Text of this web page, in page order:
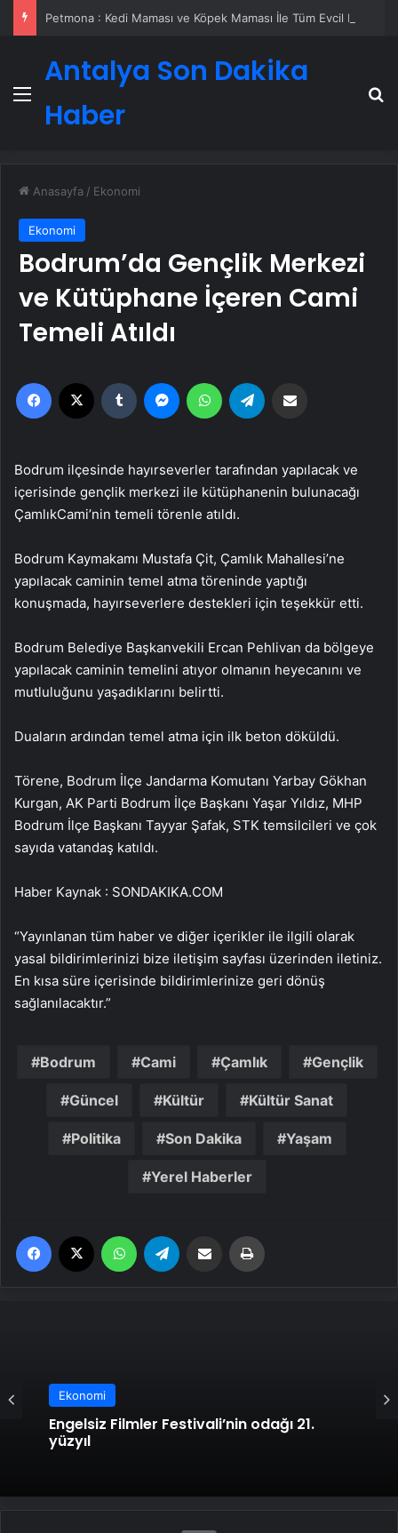
Menü
Antalya Son Dakika
Haber
Anasayfa / Ekonomi
Ekonomi
Bodrum’da Gençlik Merkezi
ve Kütüphane İçeren Cami
Temeli Atıldı
Facebook Tumblr MessengerWhatsApp
Bodrum ilçesinde hayırseverler tarafından yapılacak ve
içerisinde gençlik merkezi ile kütüphanenin bulunacağı
ÇamlıkCami’nin temeli törenle atıldı.
Bodrum Kaymakamı Mustafa Çit, Çamlık Mahallesi’ne
yapılacak caminin temel atma töreninde yaptığı
konuşmada, hayırseverlere destekleri için teşekkür etti.
Bodrum Belediye Başkanvekili Ercan Pehlivan da bölgeye
yapılacak caminin temelini atıyor olmanın heyecanını ve
mutluluğunu yaşadıklarını belirtti.
Duaların ardından temel atma için ilk beton döküldü.
Törene, Bodrum İlçe Jandarma Komutanı Yarbay Gökhan
Kurgan, AK Parti Bodrum İlçe Başkanı Yaşar Yıldız, MHP
Bodrum İlçe Başkanı Tayyar Şafak, STK temsilcileri ve çok
sayıda vatandaş katıldı.
Haber Kaynak : SONDAKIKA.COM
“Yayınlanan tüm haber ve diğer içerikler ile ilgili olarak
yasal bildirimlerinizi bize iletişim sayfası üzerinden iletiniz.
En kısa süre içerisinde bildirimlerinize geri dönüş
sağlanılacaktır.”
Bodrum Cami Çamlık Gençlik
Güncel Kültür Kültür Sanat
Politika Son Dakika Yaşam
Yerel Haberler
Facebook WhatsApp Email'den paylaş
Ekonomi
Engelsiz Filmler Festivali’nin odağı 21.
yüzyıl